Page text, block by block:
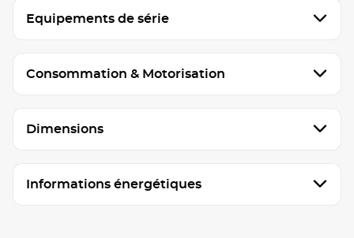
Equipements de série
Consommation & Motorisation
Dimensions
Informations énergétiques